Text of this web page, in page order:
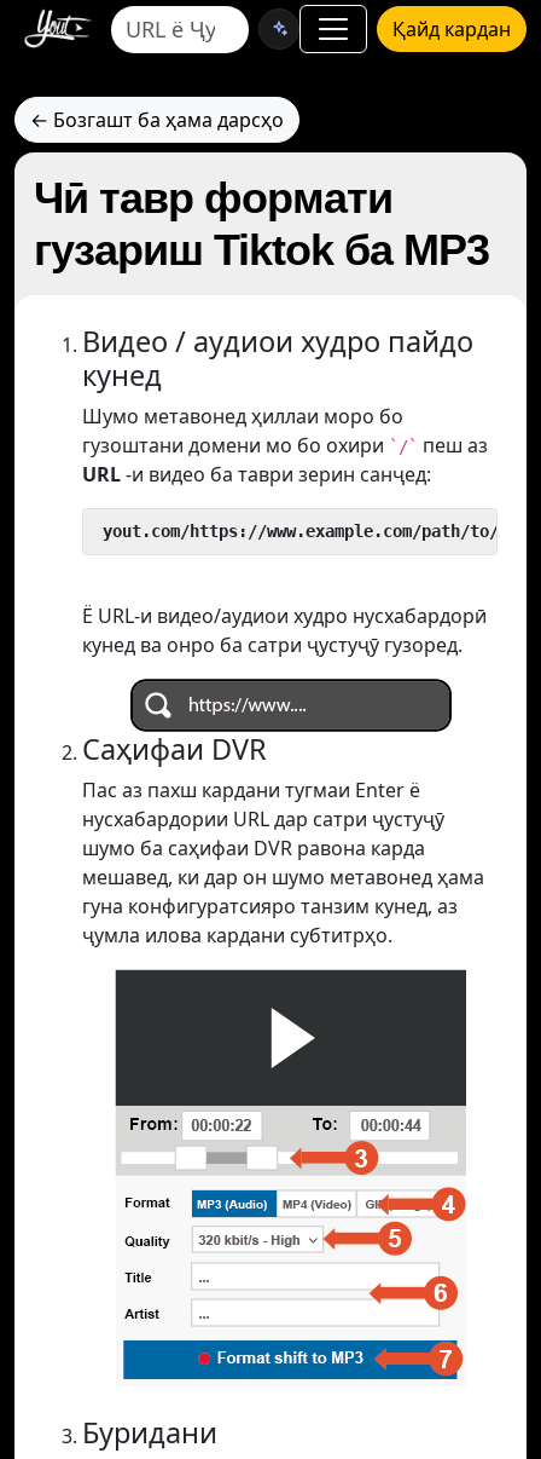
Қайд кардан
← Бозгашт ба ҳама дарсҳо
Чӣ тавр формати
гузариш Tiktok ба MP3
Видео / аудиои худро пайдо
кунед
Шумо метавонед ҳиллаи моро бо
гузоштани домени мо бо охири `/` пеш аз
URL-и видео ба таври зерин санҷед:
yout.com/https://www.example.com/path/to/
Ё URL-и видео/аудиои худро нусхабардорӣ
кунед ва онро ба сатри ҷустуҷӯ гузоред.
Саҳифаи DVR
Пас аз пахш кардани тугмаи Enter ё
нусхабардории URL дар сатри ҷустуҷӯ
шумо ба саҳифаи DVR равона карда
мешавед, ки дар он шумо метавонед ҳама
гуна конфигуратсияро танзим кунед, аз
ҷумла илова кардани субтитрҳо.
Буридани